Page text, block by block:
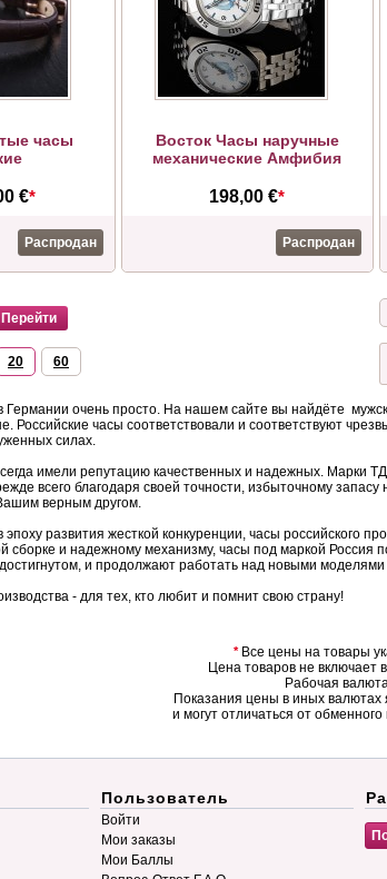
часы
€*
Распродан
Восток Часы наручные
механические Амфибия
198,00 €*
Распродан
20 60
Германии очень просто. На нашем сайте вы найдёте
Российские часы соответствовали и соответствуют
силах.
имели репутацию качественных и надежных. Марки
всего благодаря своей точности, избыточному
верным другом.
развития жесткой конкуренции, часы российского
сборке и надежному механизму, часы под маркой
и продолжают работать над новыми моделями
- для тех, кто любит и помнит свою страну!
*Все цены на товары
Цена товаров не включает
Рабочая
Показания цены в иных
и могут отличаться от обменного
Пользователь
Войти
Мои заказы
Мои Баллы